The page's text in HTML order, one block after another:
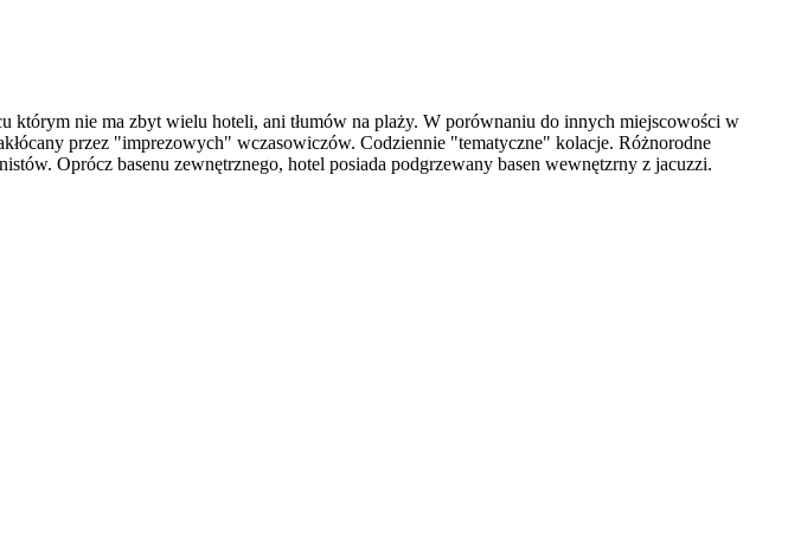
nie ma zbyt wielu hoteli, ani tłumów na plaży. W porównaniu do innych miejscowości w
przez "imprezowych" wczasowiczów. Codziennie "tematyczne" kolacje. Różnorodne
Oprócz basenu zewnętrznego, hotel posiada podgrzewany basen wewnętzrny z jacuzzi.